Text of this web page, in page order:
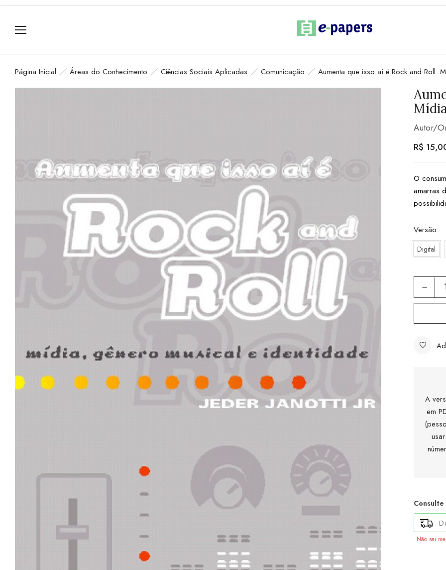
Página Inicial Áreas do Conhecimento Ciências Sociais Aplicadas Comunicação Aumenta que isso aí é Rock and Roll:
Autor/
R$
O
amarras
Versão
Digital
A
em
Não sei